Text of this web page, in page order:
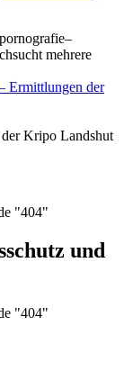
mehrere
Ermittlungen der
Kripo Landshut
"404"
und
"404"